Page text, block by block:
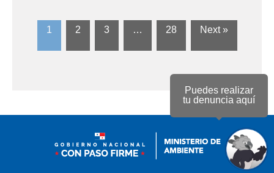
Puedes realizar
tu denuncia aquí
1 2 3 … 28 Next »